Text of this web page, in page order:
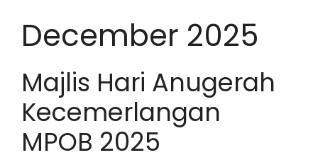
December 2025
Majlis Hari Anugerah
Kecemerlangan
MPOB 2025